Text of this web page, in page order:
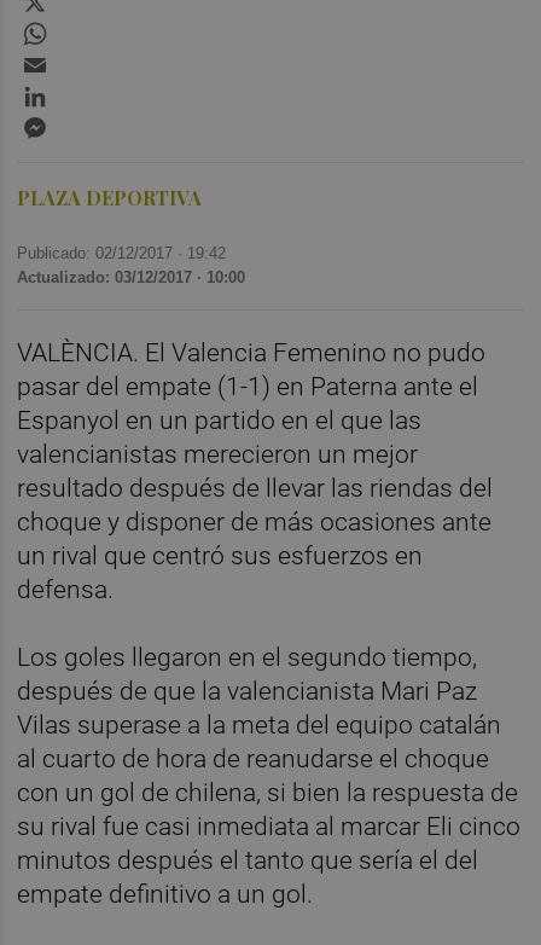
PLAZA DEPORTIVA
Publicado: 02/12/2017 · 19:42
Actualizado: 03/12/2017 · 10:00
VALÈNCIA. El Valencia Femenino no pudo
pasar del empate (1-1) en Paterna ante el
Espanyol en un partido en el que las
valencianistas merecieron un mejor
resultado después de llevar las riendas del
choque y disponer de más ocasiones ante
un rival que centró sus esfuerzos en
defensa.
Los goles llegaron en el segundo tiempo,
después de que la valencianista Mari Paz
Vilas superase a la meta del equipo catalán
al cuarto de hora de reanudarse el choque
con un gol de chilena, si bien la respuesta de
su rival fue casi inmediata al marcar Eli cinco
minutos después el tanto que sería el del
empate definitivo a un gol.